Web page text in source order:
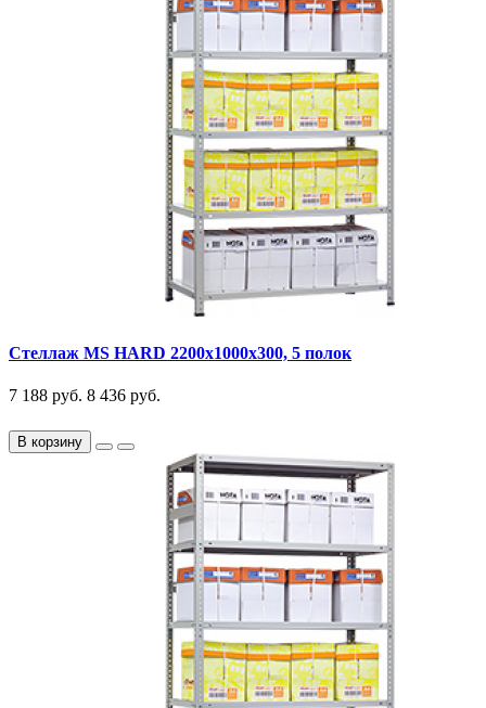
Стеллаж MS HARD 2200х1000х300, 5 полок
7 188 руб. 8 436 руб.
В корзину